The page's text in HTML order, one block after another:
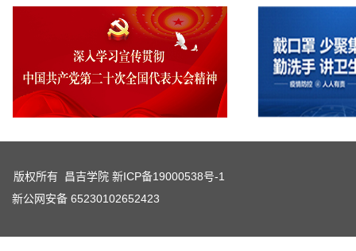
版权所有 昌吉学院 新ICP备19000538号-1
新公网安备 65230102652423